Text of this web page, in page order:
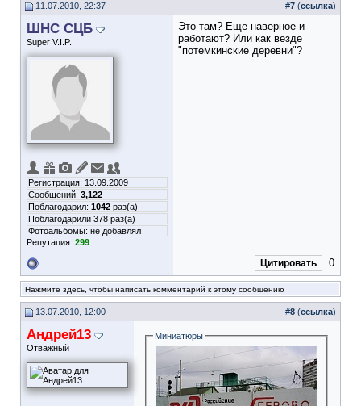
11.07.2010, 22:37 #7 (ссылка)
ШНС СЦБ
Super V.I.P.
Регистрация: 13.09.2009
Сообщений: 3,122
Поблагодарил: 1042 раз(а)
Поблагодарили 378 раз(а)
Фотоальбомы: не добавлял
Репутация: 299
Это там? Еще наверное и
работают? Или как везде
"потемкинские деревни"?
Цитировать 0
Нажмите здесь, чтобы написать комментарий к этому сообщению
13.07.2010, 12:00 #8 (ссылка)
Андрей13
Отважный
Миниатюры